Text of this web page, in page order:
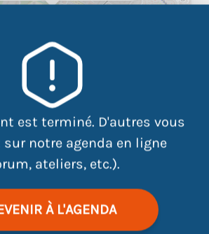
est terminé. D'autres vous
notre agenda en ligne
ateliers, etc.).
À L'AGENDA
Leaflet |©OpenStreetMap